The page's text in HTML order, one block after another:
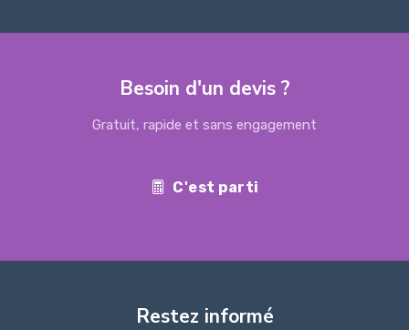
Besoin d'un devis ?
Gratuit, rapide et sans engagement
C'est parti
Restez informé